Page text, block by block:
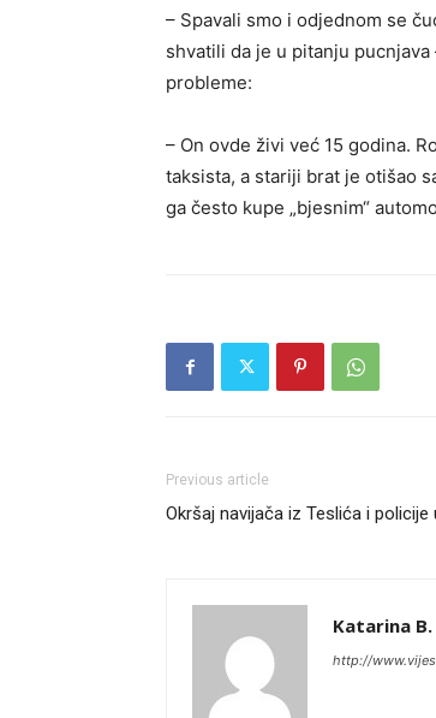
– Spavali smo i odjednom se
shvatili da je u pitanju
probleme:
– On ovde živi već 15 godina.
taksista, a stariji brat je otišao
ga često kupe „bjesnim“
Previous article
Okršaj navijača iz Teslića i policije
Katarina B.
http://